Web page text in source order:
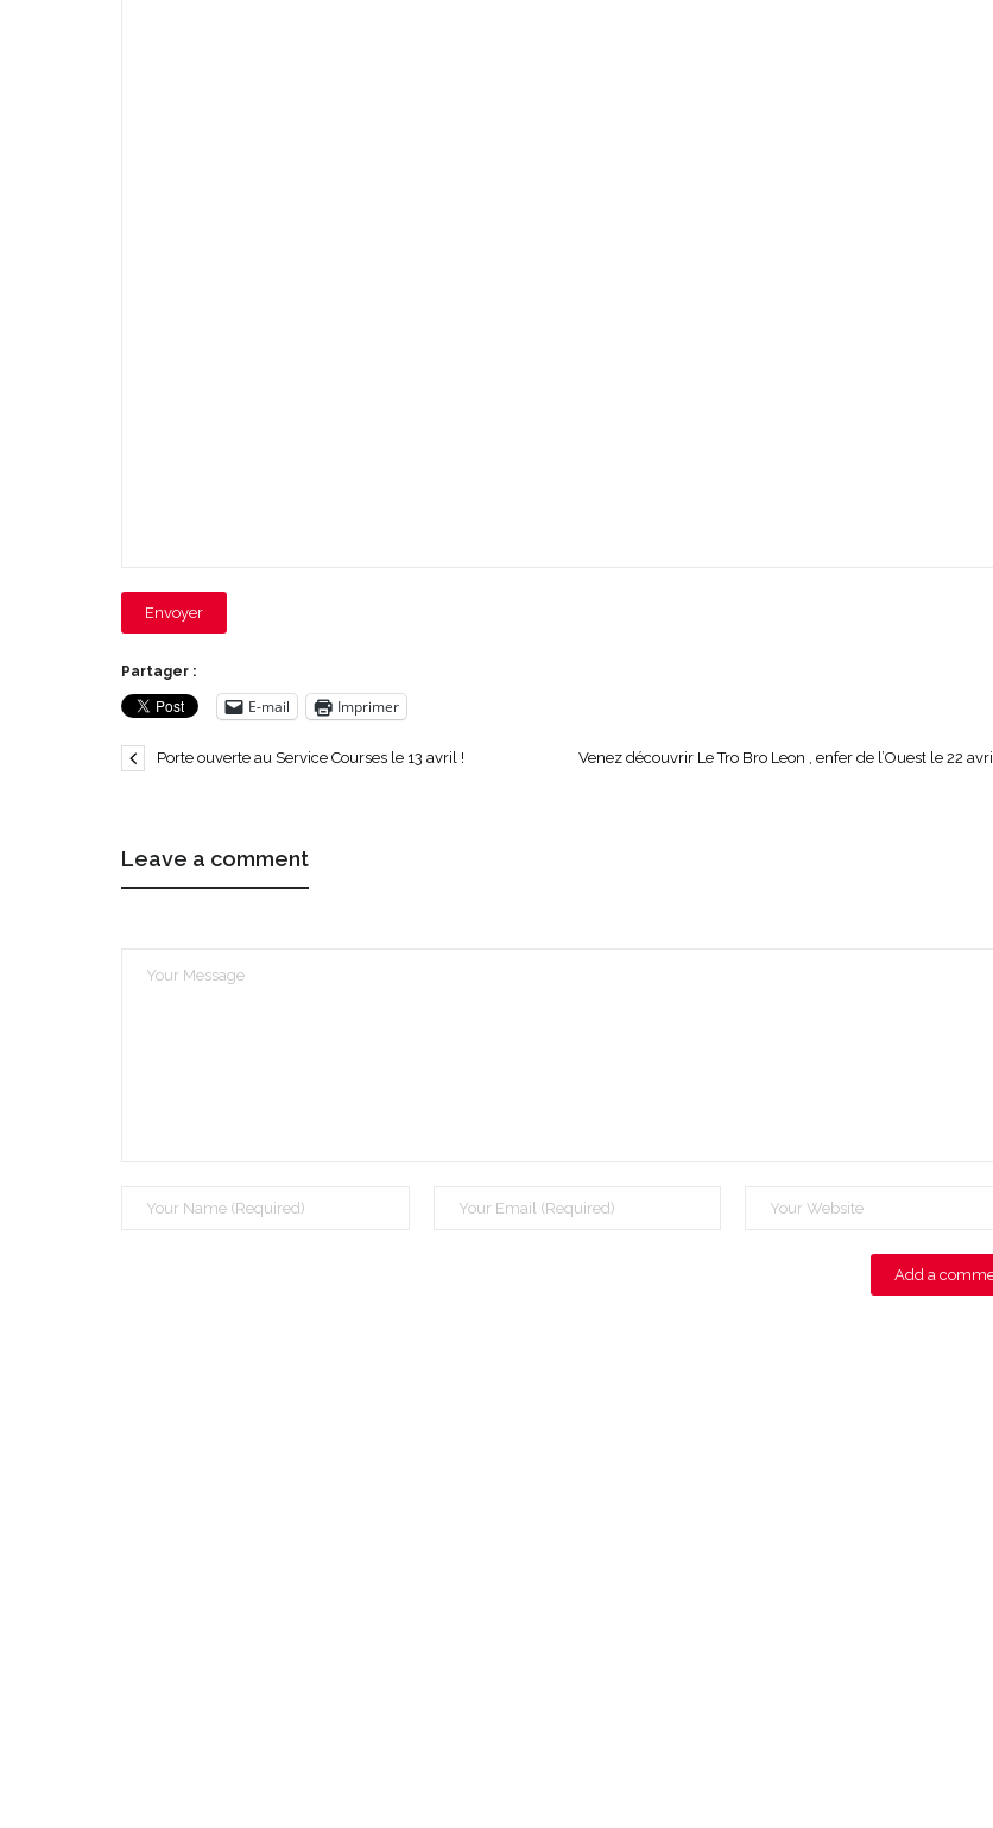
Envoyer
Partager :
E-mail Imprimer
Porte ouverte au Service Courses le 13 avril ! Venez découvrir Le Tro Bro Leon , enfer de l’Ouest le 22 avril
Leave a comment